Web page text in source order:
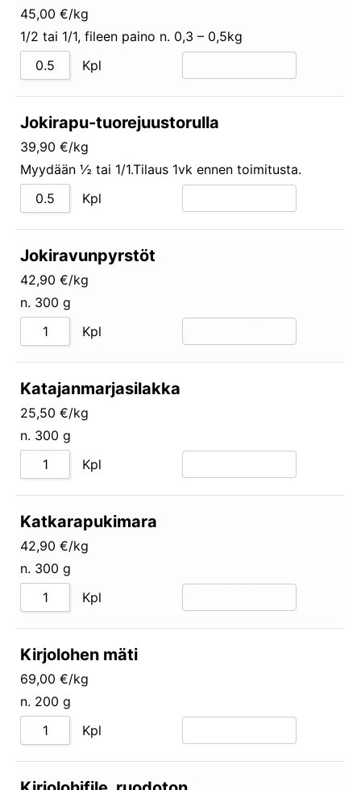
45,00 €/kg
1/2 tai 1/1, fileen paino n. 0,3 – 0,5kg
Kpl
Jokirapu-tuorejuustorulla
39,90 €/kg
Myydään ½ tai 1/1.Tilaus 1vk ennen toimitusta.
Kpl
Jokiravunpyrstöt
42,90 €/kg
n. 300 g
Kpl
Katajanmarjasilakka
25,50 €/kg
n. 300 g
Kpl
Katkarapukimara
42,90 €/kg
n. 300 g
Kpl
Kirjolohen mäti
69,00 €/kg
n. 200 g
Kpl